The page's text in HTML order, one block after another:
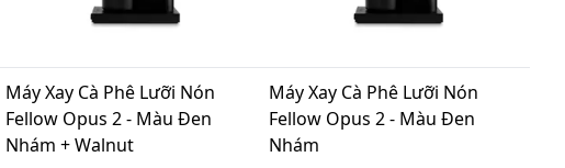
Máy Xay Cà Phê Lưỡi Nón
Fellow Opus 2 - Màu Đen
Nhám + Walnut
Máy Xay Cà Phê Lưỡi Nón
Fellow Opus 2 - Màu Đen
Nhám